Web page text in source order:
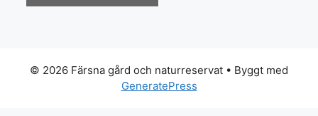
e
m
© 2026 Färsna gård och naturreservat • Byggt med
GeneratePress